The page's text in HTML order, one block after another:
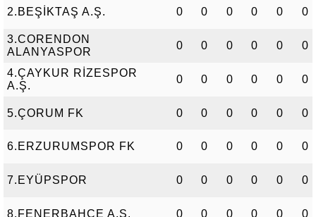
2.BEŞİKTAŞ A.Ş. 0 0 0 0 0 0
3.CORENDON
ALANYASPOR
0 0 0 0 0 0
4.ÇAYKUR RİZESPOR
A.Ş.
0 0 0 0 0 0
5.ÇORUM FK 0 0 0 0 0 0
6.ERZURUMSPOR FK 0 0 0 0 0 0
7.EYÜPSPOR 0 0 0 0 0 0
8.FENERBAHÇE A.Ş. 0 0 0 0 0 0